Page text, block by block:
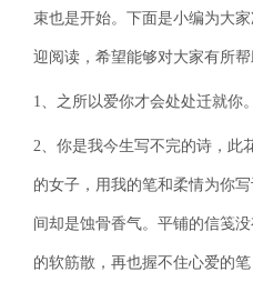
束也是开始。下面是小编为大
迎阅读，希望能够对大家有所帮
1、之所以爱你才会处处迁就你。
2、你是我今生写不完的诗，此
的女子，用我的笔和柔情为你
间却是蚀骨香气。平铺的信笺
的软筋散，再也握不住心爱的